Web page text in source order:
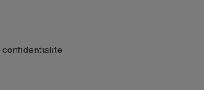
confidentialité